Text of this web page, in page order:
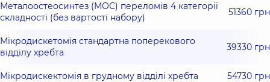
Металоостеосинтез (МОС) переломів 4 категорії
складності (без вартості набору)
51360 грн
Мікродискетомія стандартна поперекового
відділу хребта
39330 грн
Мікродискектомія в грудному відділі хребта 54730 грн